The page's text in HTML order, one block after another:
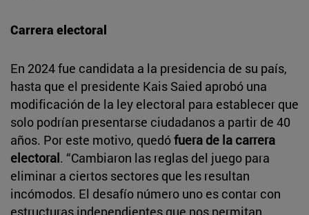
Carrera electoral
En 2024 fue candidata a la presidencia de su país,
hasta que el presidente Kais Saied aprobó una
modificación de la ley electoral para establecer que
solo podrían presentarse ciudadanos a partir de 40
años. Por este motivo, quedófuera de la carrera
electoral. “Cambiaron las reglas del juego para
eliminar a ciertos sectores que les resultan
incómodos. El desafío número uno es contar con
estructuras independientes que nos permitan